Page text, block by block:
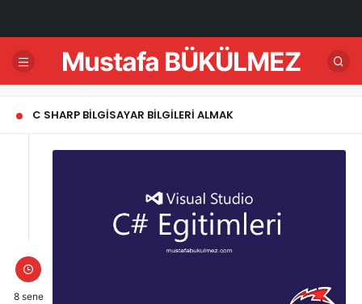
Mustafa BÜKÜLMEZ
C SHARP BILGISAYAR BILGILERI ALMAK
8 sene